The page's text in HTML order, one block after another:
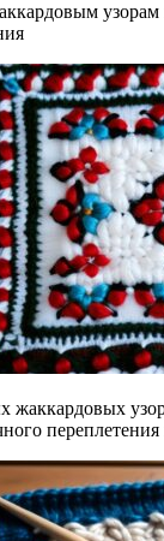
узорам
жаккардовых
переплетения